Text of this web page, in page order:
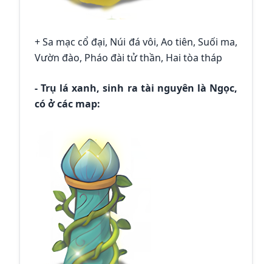
+ Sa mạc cổ đại, Núi đá vôi, Ao tiên, Suối ma,
Vườn đào, Pháo đài tử thần, Hai tòa tháp
- Trụ lá xanh, sinh ra tài nguyên là Ngọc,
có ở các map: